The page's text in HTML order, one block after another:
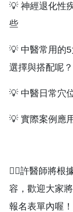
💡 神經退化性
些
💡 中醫常用的
選擇與搭配呢？
💡 中醫日常穴
💡 實際案例應
👨‍⚕️許醫師將根
容，歡迎大家
報名表單內喔！